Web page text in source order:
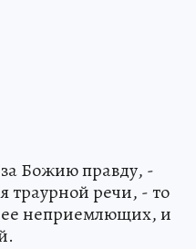
Божию правду, -
траурной речи, - то
ее неприемлющих, и